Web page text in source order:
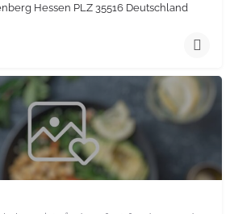
Hessen PLZ 35516 Deutschland